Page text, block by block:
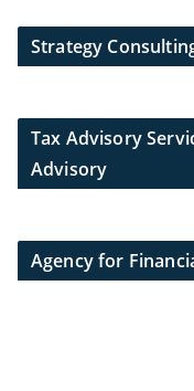
Strategy
Tax Advisory
Advisory
Agency for